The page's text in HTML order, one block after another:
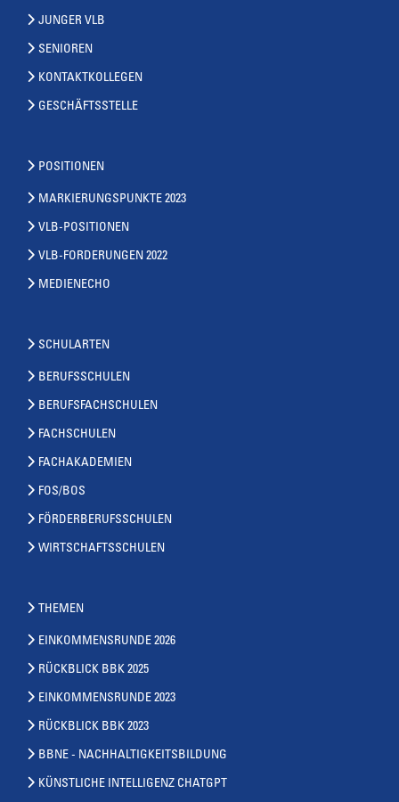
JUNGER VLB
SENIOREN
KONTAKTKOLLEGEN
GESCHÄFTSSTELLE
POSITIONEN
MARKIERUNGSPUNKTE 2023
VLB-POSITIONEN
VLB-FORDERUNGEN 2022
MEDIENECHO
SCHULARTEN
BERUFSSCHULEN
BERUFSFACHSCHULEN
FACHSCHULEN
FACHAKADEMIEN
FOS/BOS
FÖRDERBERUFSSCHULEN
WIRTSCHAFTSSCHULEN
THEMEN
EINKOMMENSRUNDE 2026
RÜCKBLICK BBK 2025
EINKOMMENSRUNDE 2023
RÜCKBLICK BBK 2023
BBNE - NACHHALTIGKEITSBILDUNG
KÜNSTLICHE INTELLIGENZ CHATGPT